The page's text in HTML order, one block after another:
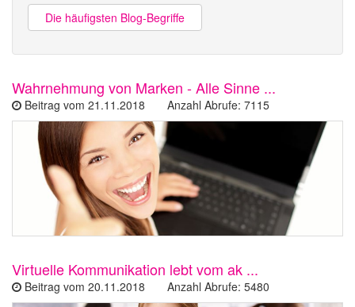
Die häufigsten Blog-Begriffe
Wahrnehmung von Marken - Alle Sinne ...
Beitrag vom 21.11.2018 Anzahl Abrufe: 7115
Virtuelle Kommunikation lebt vom ak ...
Beitrag vom 20.11.2018 Anzahl Abrufe: 5480